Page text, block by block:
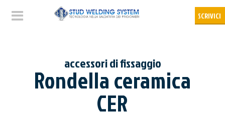
accessori di fissaggio
Rondella ceramica
CER